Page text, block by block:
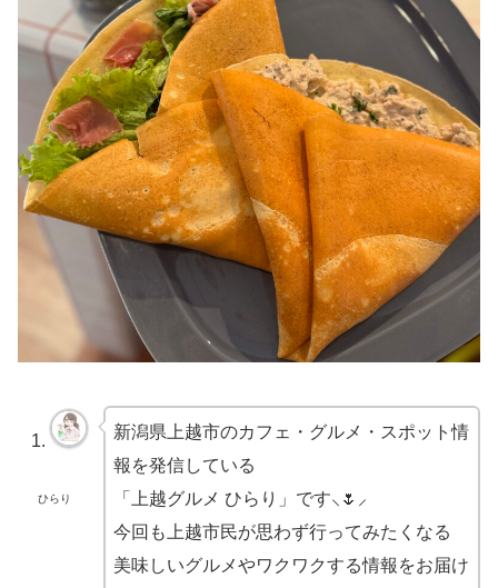
ひらり
新潟県上越市のカフェ・グルメ・スポット情
報を発信している
「上越グルメ ひらり」です⸜🌷︎⸝‍
今回も上越市民が思わず行ってみたくなる
美味しいグルメやワクワクする情報をお届け